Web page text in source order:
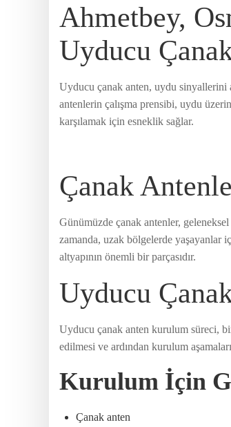
Ahmetbey,
Uyducu
Uyducu çanak anten, uydu sinyallerini
antenlerin çalışma prensibi, uydu
karşılamak için esneklik sağlar.
Çanak
Günümüzde çanak antenler,
zamanda, uzak bölgelerde yaşayanlar
altyapının önemli bir parçasıdır.
Uyducu
Uyducu çanak anten kurulum süreci,
edilmesi ve ardından kurulum
Kurulum İçin
Çanak anten